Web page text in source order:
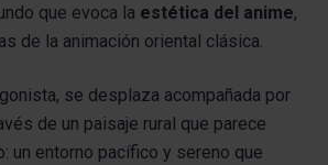
que evoca la estética del anime,
de la animación oriental clásica.
se desplaza acompañada por
de un paisaje rural que parece
un entorno pacífico y sereno que